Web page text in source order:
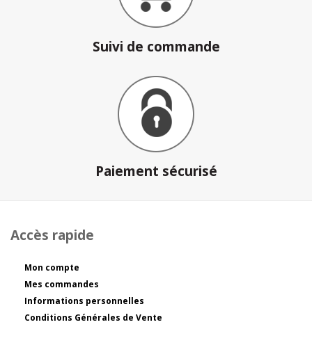
Suivi de commande
Paiement sécurisé
Accès rapide
Mon compte
Mes commandes
Informations personnelles
Conditions Générales de Vente